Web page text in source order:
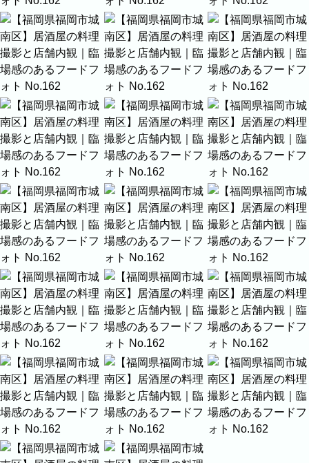
撮影実績
撮影実績
ご希望の撮影カテゴリをご確認いただけま
す。
最新の撮影実績もあわせて掲載しています
ので、写真の雰囲気を見ながらお選びくだ
さい。
建築・不動産
民泊
店舗・会社
プロフィール
家族写真の撮影実績
家族
七五三 入学式・卒業式
成人式
カップル
ビジネスの撮影実績
建築・不動産
民泊
店舗・会社
プロフィール
料理 ECサイト商品
空き状況の確認からご予約まで、24時間いつでもご利用
いただけます。
出張エリア
出張エリア